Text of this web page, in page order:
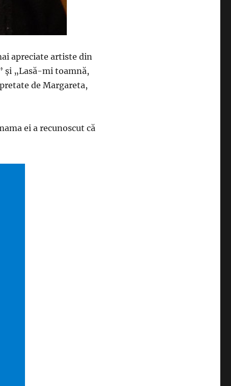
apreciate artiste din
şi „Lasă-mi toamnă,
de Margareta,
ei a recunoscut că